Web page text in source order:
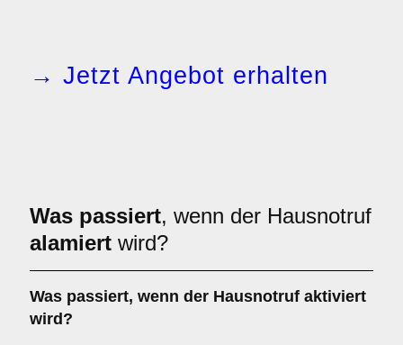
→ Jetzt Angebot erhalten
Was passiert, wenn der Hausnotruf
alamiert wird?
Was passiert, wenn der Hausnotruf aktiviert
wird?